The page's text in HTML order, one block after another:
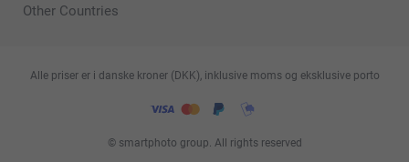
Other Countries
© smartphoto group. All rights reserved
Alle priser er i danske kroner (DKK), inklusive moms og eksklusive porto